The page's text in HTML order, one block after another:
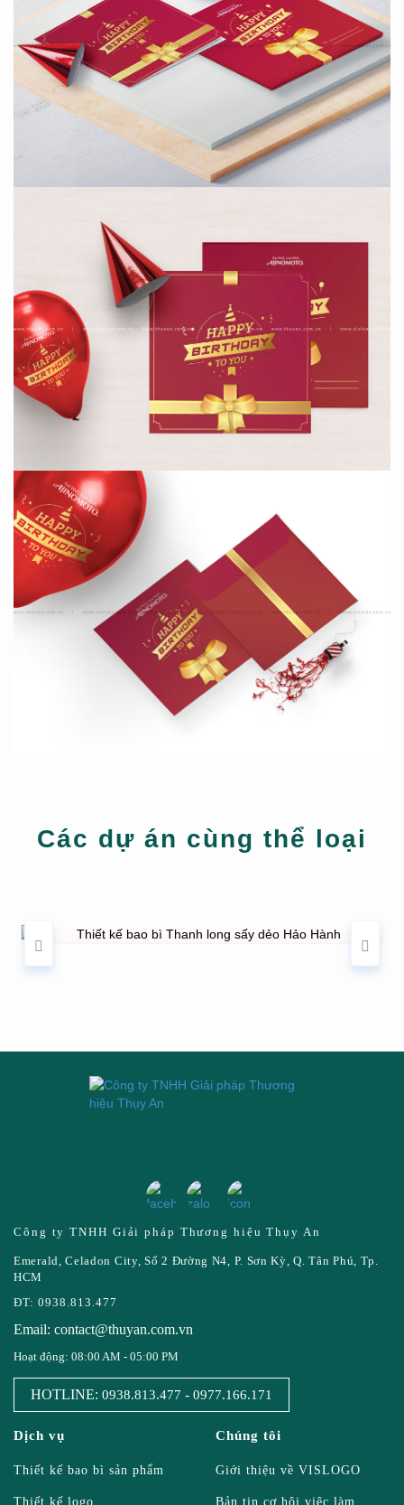
Các dự án cùng thể loại
Công ty TNHH Giải pháp Thương hiệu Thụy An
Emerald, Celadon City, Số 2 Đường N4, P. Sơn Kỳ, Q. Tân Phú, Tp.
HCM
ĐT: 0938.813.477
Email: contact@thuyan.com.vn
Hoạt động: 08:00 AM - 05:00 PM
HOTLINE: 0938.813.477 - 0977.166.171
Dịch vụ
Thiết kế bao bì sản phẩm
Thiết kế logo
Chúng tôi
Giới thiệu về VISLOGO
Bản tin cơ hội việc làm